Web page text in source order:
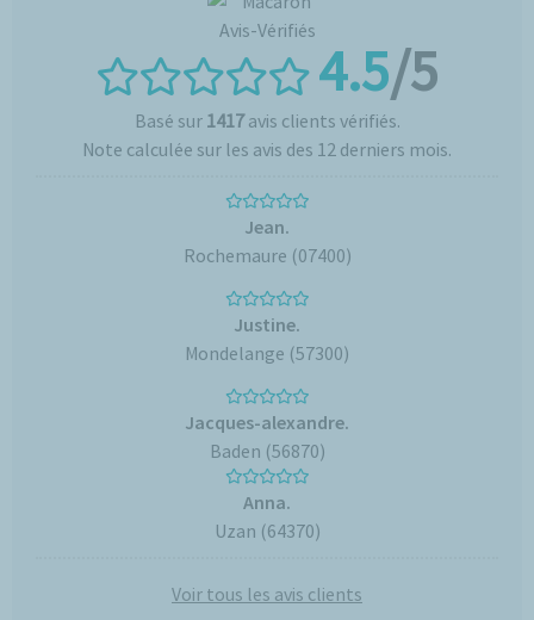
4.5/5
Basé sur 1417avis clients vérifiés.
Note calculée sur les avis des 12 derniers mois.
Jean.
Rochemaure (07400)
Justine.
Mondelange (57300)
Jacques-alexandre.
Baden (56870)
Anna.
Uzan (64370)
Voir tous les avis clients